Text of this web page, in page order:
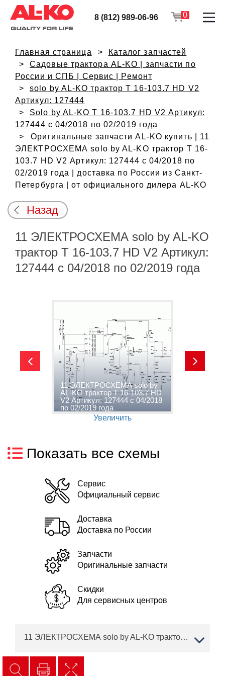
8 (812) 989-06-96 0
Главная страница
Каталог запчастей
Садовые трактора AL-KO | запчасти по
России и СПБ | Сервис | Ремонт
solo by AL-KO трактор T 16-103.7 HD V2
Артикул: 127444
Solo by AL-KO T 16-103.7 HD V2 Артикул:
127444 с 04/2018 по 02/2019 года
Оригинальные запчасти AL-KO купить | 11
ЭЛЕКТРОСХЕМА solo by AL-KO трактор T 16-
103.7 HD V2 Артикул: 127444 с 04/2018 по
02/2019 года | доставка по России из Санкт-
Петербурга | от официального дилера AL-KO
Назад
11 ЭЛЕКТРОСХЕМА solo by AL-KO
трактор T 16-103.7 HD V2 Артикул:
127444 с 04/2018 по 02/2019 года
11 ЭЛЕКТРОСХЕМА solo by
AL-KO трактор T 16-103.7 HD
V2 Артикул: 127444 с 04/2018
по 02/2019 года
Увеличить
Показать все схемы
Сервис
Официальный сервис
Доставка
Доставка по России
Запчасти
Оригинальные запчасти
Скидки
Для сервисных центров
11 ЭЛЕКТРОСХЕМА solo by AL-KO трактор T 16-103.7 HD V2 Артикул: 127444 с 04/2018 по 02/2019 года